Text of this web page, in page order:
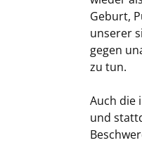
Geburt,
unserer
gegen
zu tun.
Auch die
und